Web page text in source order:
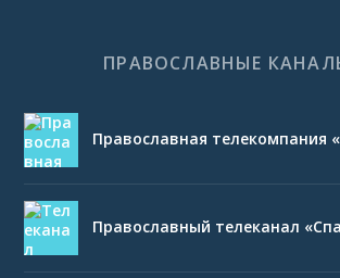
ПРАВОСЛАВНЫЕ
Православная телекомпания
Православный телеканал